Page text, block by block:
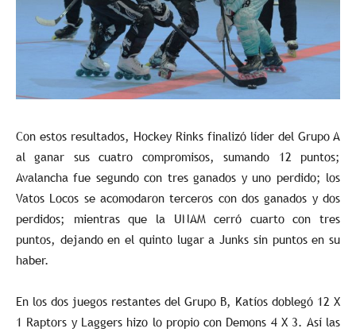
Con estos resultados, Hockey Rinks finalizó líder del Grupo A
al ganar sus cuatro compromisos, sumando 12 puntos;
Avalancha fue segundo con tres ganados y uno perdido; los
Vatos Locos se acomodaron terceros con dos ganados y dos
perdidos; mientras que la UNAM cerró cuarto con tres
puntos, dejando en el quinto lugar a Junks sin puntos en su
haber.
En los dos juegos restantes del Grupo B, Katíos doblegó 12 X
1 Raptors y Laggers hizo lo propio con Demons 4 X 3. Así las